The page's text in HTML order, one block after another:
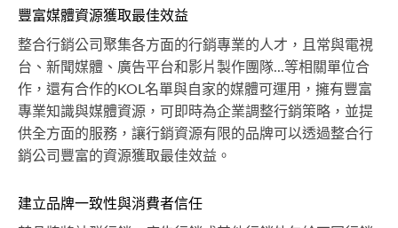
豐富媒體資源獲取最佳效益
整合行銷公司聚集各方面的行銷專業的人才，且常與電視
台、新聞媒體、廣告平台和影片製作團隊...等相關單位合
作，還有合作的KOL名單與自家的媒體可運用，擁有豐富
專業知識與媒體資源，可即時為企業調整行銷策略，並提
供全方面的服務，讓行銷資源有限的品牌可以透過整合行
銷公司豐富的資源獲取最佳效益。
建立品牌一致性與消費者信任